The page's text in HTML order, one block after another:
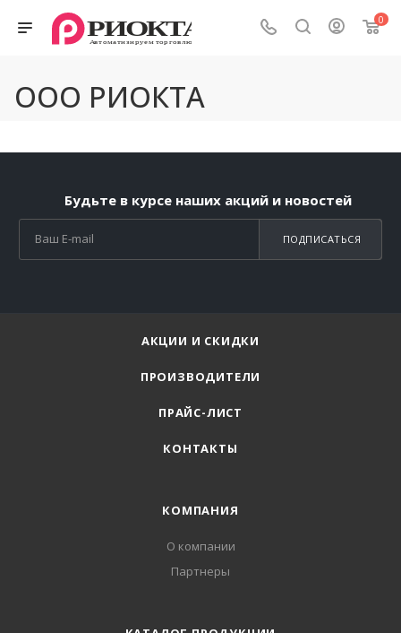
0
ООО РИОКТА
Будьте в курсе наших акций и новостей
ПОДПИСАТЬСЯ
АКЦИИ И СКИДКИ
ПРОИЗВОДИТЕЛИ
ПРАЙС-ЛИСТ
КОНТАКТЫ
КОМПАНИЯ
О компании
Партнеры